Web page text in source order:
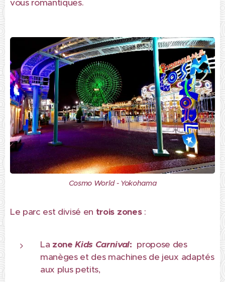
vous romantiques.
Cosmo World - Yokohama
Le parc est divisé en trois zones:
La zoneKids Carnival: propose des
manèges et des machines de jeux adaptés
aux plus petits,